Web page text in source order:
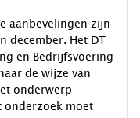
aanbevelingen zijn
december. Het DT
en Bedrijfsvoering
de wijze van
onderwerp
onderzoek moet